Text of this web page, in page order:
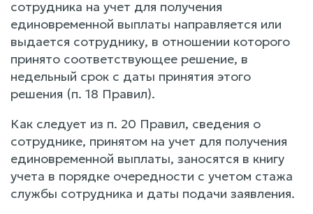
сотрудника на учет для получения
единовременной выплаты направляется или
выдается сотруднику, в отношении которого
принято соответствующее решение, в
недельный срок с даты принятия этого
решения (п. 18 Правил).
Как следует из п. 20 Правил, сведения о
сотруднике, принятом на учет для получения
единовременной выплаты, заносятся в книгу
учета в порядке очередности с учетом стажа
службы сотрудника и даты подачи заявления.